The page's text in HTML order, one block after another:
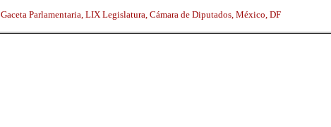
Gaceta Parlamentaria, LIX Legislatura, Cámara de Diputados, México, DF